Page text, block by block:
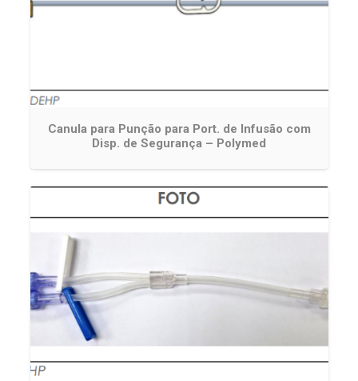
Canula para Punção para Port. de Infusão com
Disp. de Segurança – Polymed